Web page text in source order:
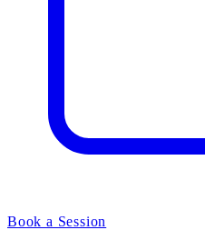
Book a Session